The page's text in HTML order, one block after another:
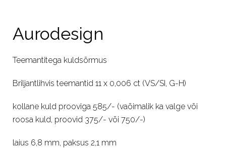
Aurodesign
Teemantitega kuldsõrmus
Briljantlihvis teemantid 11 x 0,006 ct (VS/SI, G-H)
kollane kuld prooviga 585/- (vaõimalik ka valge või
roosa kuld, proovid 375/- või 750/-)
laius 6,8 mm, paksus 2,1 mm